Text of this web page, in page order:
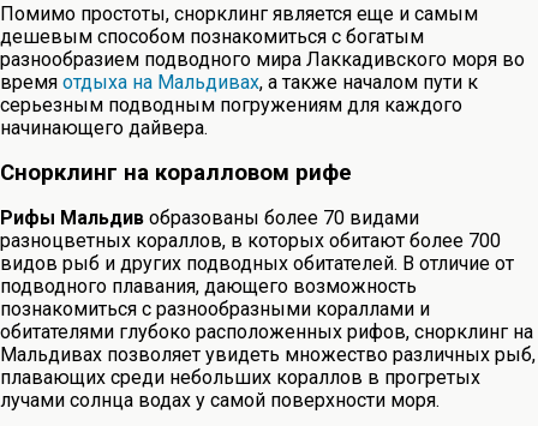
Помимо простоты, снорклинг является еще и самым
дешевым способом познакомиться с богатым
разнообразием подводного мира Лаккадивского моря во
время отдыха на Мальдивах, а также началом пути к
серьезным подводным погружениям для каждого
начинающего дайвера.
Снорклинг на коралловом рифе
Рифы Мальдив образованы более 70 видами
разноцветных кораллов, в которых обитают более 700
видов рыб и других подводных обитателей. В отличие от
подводного плавания, дающего возможность
познакомиться с разнообразными кораллами и
обитателями глубоко расположенных рифов, снорклинг на
Мальдивах позволяет увидеть множество различных рыб,
плавающих среди небольших кораллов в прогретых
лучами солнца водах у самой поверхности моря.